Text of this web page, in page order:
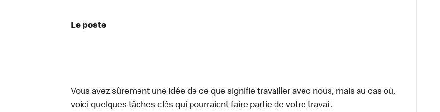
Le poste
Vous avez sûrement une idée de ce que signifie travailler avec nous, mais au cas où,
voici quelques tâches clés qui pourraient faire partie de votre travail.